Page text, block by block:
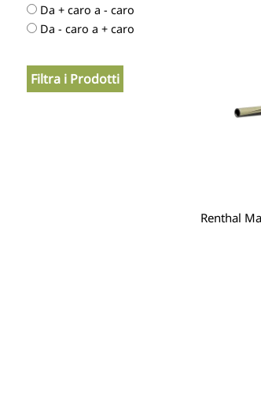
Da + caro a - caro
Da - caro a + caro
Renthal